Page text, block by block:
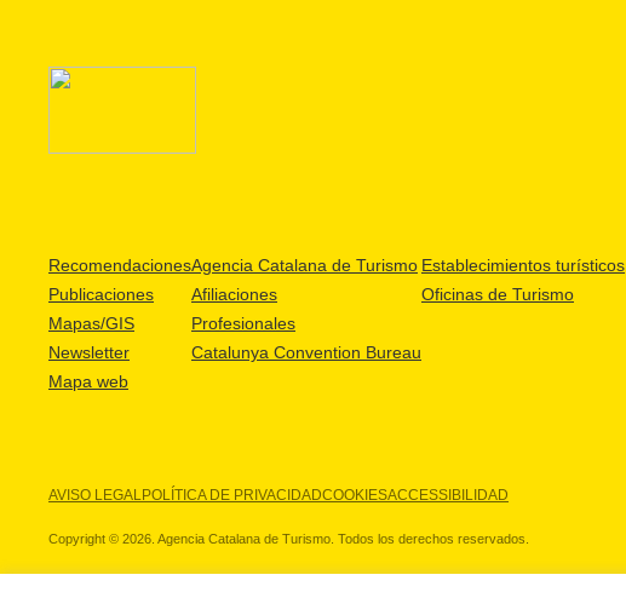
Recomendaciones
Publicaciones
Mapas/GIS
Newsletter
Mapa web
Agencia Catalana de Turismo
Afiliaciones
Profesionales
Catalunya Convention Bureau
Establecimientos turísticos
Oficinas de Turismo
AVISO LEGALPOLÍTICA DE PRIVACIDADCOOKIESACCESSIBILIDAD
Copyright © 2026. Agencia Catalana de Turismo. Todos los derechos reservados.